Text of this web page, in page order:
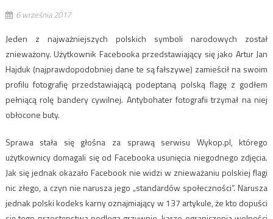
6 września 2017
Jeden z najważniejszych polskich symboli narodowych został
znieważony. Użytkownik Facebooka przedstawiający się jako Artur Jan
Hajduk (najprawdopodobniej dane te są fałszywe) zamieścił na swoim
profilu fotografię przedstawiającą podeptaną polską flagę z godłem
pełniącą rolę bandery cywilnej. Antybohater fotografii trzymał na niej
obłocone buty.
Sprawa stała się głośna za sprawą serwisu Wykop.pl, którego
użytkownicy domagali się od Facebooka usunięcia niegodnego zdjęcia.
Jak się jednak okazało Facebook nie widzi w znieważaniu polskiej flagi
nic złego, a czyn nie narusza jego „standardów społeczności”. Narusza
jednak polski kodeks karny oznajmiający w 137 artykule, że kto dopuści